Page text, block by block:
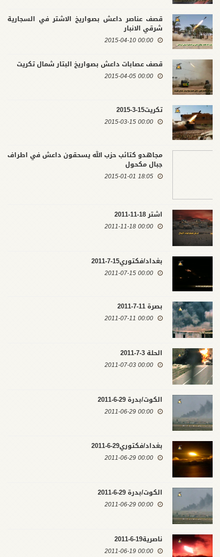
قصف عناصر داعش بصواريخ الاشتر في السجارية
شرقي الانبار
00:00 2015-04-10
قصف عصابات داعش بصواريخ البتار شمال تكريت
00:00 2015-04-05
تكريت15-3-2015
00:00 2015-03-15
مجاهدو كتائب حزب الله يسحقون داعش في اطراف
جبال مكحول
18:05 2015-01-01
اشتر 18-11-2011
00:00 2011-11-18
بغداد/فكتوري15-7-2011
00:00 2011-07-15
بصرة 11-7-2011
00:00 2011-07-11
الحلة 3-7-2011
00:00 2011-07-03
الكوت/بدرة 29-6-2011
00:00 2011-06-29
بغداد/فكتوري29-6-2011
00:00 2011-06-29
الكوت/بدرة 29-6-2011
00:00 2011-06-29
ناصرية19-6-2011
00:00 2011-06-19